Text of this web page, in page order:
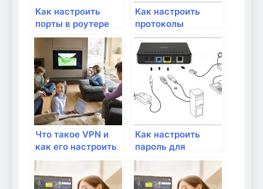
Как настроить
порты в роутере
для игр и
приложений
Как настроить
протоколы
безопасности WEP,
WPA и WPA2 на
роутере?
Что такое VPN и
как его настроить
на роутере?
Как настроить
пароль для
беспроводной
сети?